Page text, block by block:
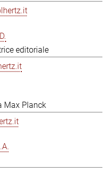
editoriale
Max Planck